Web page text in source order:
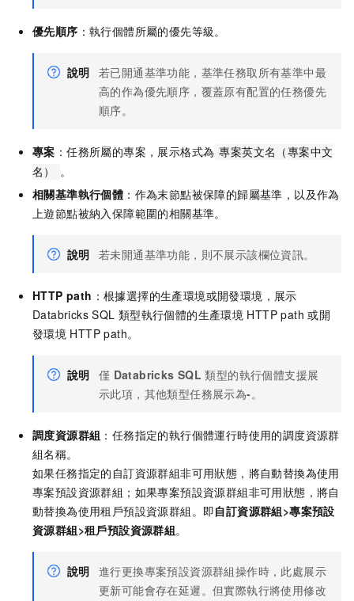
優先順序 ：執行個體所屬的優先等級。
說明 若已開通基準功能，基準任務取所有基準中最
高的作為優先順序，覆蓋原有配置的任務優先
順序。
專案 ：任務所屬的專案，展示格式為 專案英文名（專案中文
名）
。
相關基準執行個體 ：作為末節點被保障的歸屬基準，以及作為
上遊節點被納入保障範圍的相關基準。
說明 若未開通基準功能，則不展示該欄位資訊。
HTTP path ：根據選擇的生產環境或開發環境，展示
Databricks SQL 類型執行個體的生產環境 HTTP path 或開
發環境 HTTP path。
說明 僅 Databricks SQL 類型的執行個體支援展
示此項，其他類型任務展示為-。
調度資源群組 ：任務指定的執行個體運行時使用的調度資源群
組名稱。
如果任務指定的自訂資源群組非可用狀態，將自動替換為使用
專案預設資源群組；如果專案預設資源群組非可用狀態，將自
動替換為使用租戶預設資源群組。即自訂資源群組>專案預設
資源群組>租戶預設資源群組。
說明 進行更換專案預設資源群組操作時，此處展示
更新可能會存在延遲。但實際執行將使用修改